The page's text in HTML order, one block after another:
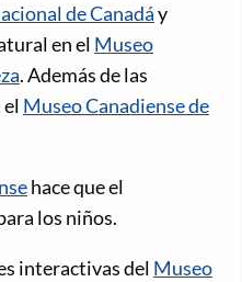
de Canadáy
en el Museo
. Además de las
Museo Canadiense de
hace que el
los niños.
interactivas del Museo